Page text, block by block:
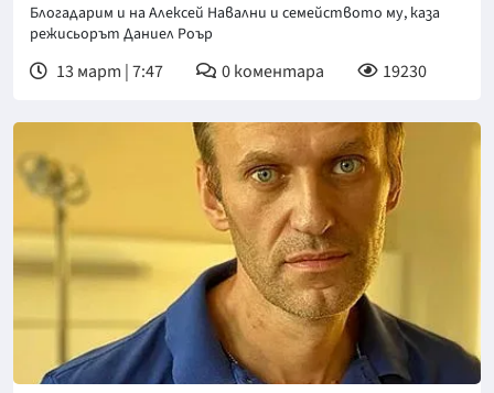
Блогадарим и на Алексей Навални и семейството му, каза
режисьорът Даниел Роър
13 март | 7:47 0коментара 19230